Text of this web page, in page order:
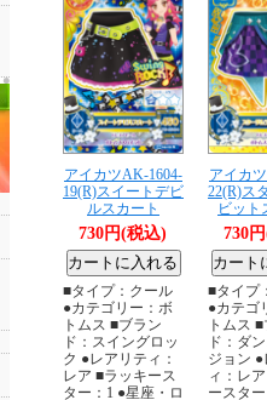
アイカツAK-1604-
19(R)スイートデビ
ルスカート
730円(税込)
■タイプ：クール
●カテゴリー：ボ
トムス ■ブラン
ド：スイングロッ
ク ●レアリティ：
レア ■ラッキース
ター：1 ●星座・ロ
アイカ
22(R)ス
ビット
730
■タイプ
●カテゴ
トムス
ド：ダ
ジョン
ィ：レ
ースタ